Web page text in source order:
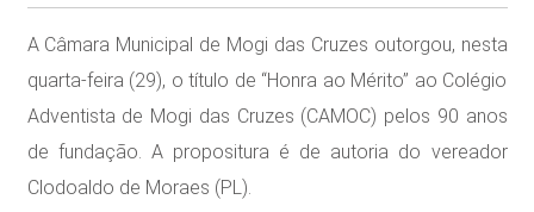
A Câmara Municipal de Mogi das Cruzes outorgou, nesta
quarta-feira (29), o título de “Honra ao Mérito” ao Colégio
Adventista de Mogi das Cruzes (CAMOC) pelos 90 anos
de fundação. A propositura é de autoria do vereador
Clodoaldo de Moraes (PL).